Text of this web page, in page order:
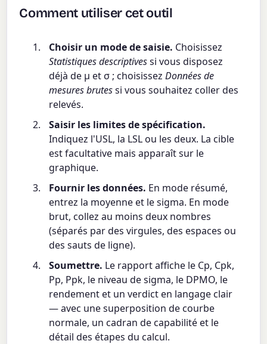
Comment utiliser cet outil
Choisir un mode de saisie. Choisissez
Statistiques descriptivessi vous disposez
déjà de μ et σ ; choisissezDonnées de
mesures brutessi vous souhaitez coller des
relevés.
Saisir les limites de spécification.
Indiquez l'USL, la LSL ou les deux. La cible
est facultative mais apparaît sur le
graphique.
Fournir les données. En mode résumé,
entrez la moyenne et le sigma. En mode
brut, collez au moins deux nombres
(séparés par des virgules, des espaces ou
des sauts de ligne).
Soumettre. Le rapport affiche le Cp, Cpk,
Pp, Ppk, le niveau de sigma, le DPMO, le
rendement et un verdict en langage clair
— avec une superposition de courbe
normale, un cadran de capabilité et le
détail des étapes du calcul.